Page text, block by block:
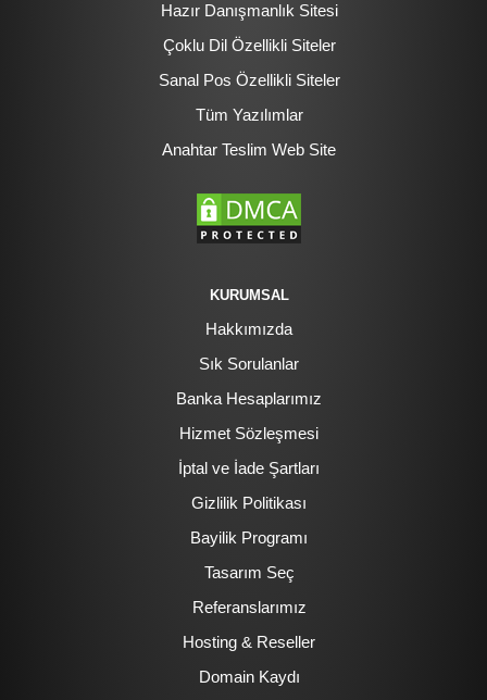
Hazır Danışmanlık Sitesi
Çoklu Dil Özellikli Siteler
Sanal Pos Özellikli Siteler
Tüm Yazılımlar
Anahtar Teslim Web Site
KURUMSAL
Hakkımızda
Sık Sorulanlar
Banka Hesaplarımız
Hizmet Sözleşmesi
İptal ve İade Şartları
Gizlilik Politikası
Bayilik Programı
Tasarım Seç
Referanslarımız
Hosting & Reseller
Domain Kaydı